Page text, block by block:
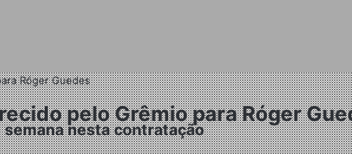
Róger Guedes
pelo Grêmio para Róger
nesta contratação